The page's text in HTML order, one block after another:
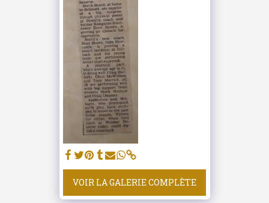
VOIR LA GALERIE COMPLÈTE